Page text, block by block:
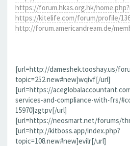
https://forum.hkas.org.hk/
https://kitelife.com/forum/profile/
http://forum.americandream.de/
[url=http://dameshek.tooshay.us/
topic=252.new#new]wqivf[/url]
[url=https://
services-and-compliance-with-frs/
15970]zgtpv[/url]
[url=https://neosmart.net/forums/
[url=http://kitboss.app/index.php?
topic=108.new#new]evilr[/url]